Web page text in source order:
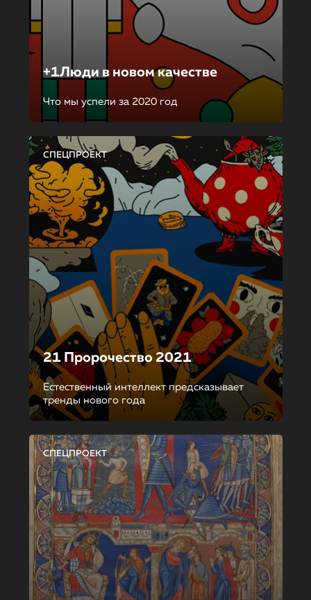
+1Люди в новом качестве
Что мы успели за 2020 год
СПЕЦПРОЕКТ
21 Пророчество 2021
Естественный интеллект предсказывает
тренды нового года
СПЕЦПРОЕКТ